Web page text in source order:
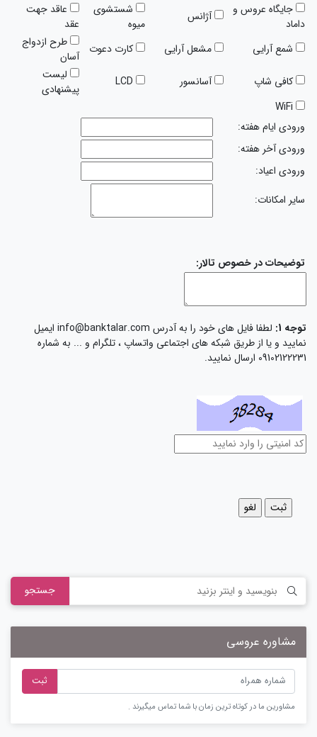
جایگاه عروس و
داماد
آژانس
شستشوی
میوه
عاقد جهت
عقد
شمع آرایی
مشعل آرایی کارت دعوت
طرح ازدواج
آسان
کافی شاپ
آسانسور
لیست
پیشنهادی
ورودی ایام هفته:
ورودی آخر هفته:
ورودی اعیاد:
سایر امکانات:
توضیحات در خصوص تالار:
توجه 1:
لطفا فایل های خود را به آدرس info@banktalar.com ایمیل
نمایید و یا از طریق شبکه های اجتماعی واتساپ ، تلگرام و ... به شماره
09102122231 ارسال نمایید.
جستجو
مشاوره عروسی
ثبت
مشاورین ما در کوتاه ترین زمان با شما تماس میگیرند .